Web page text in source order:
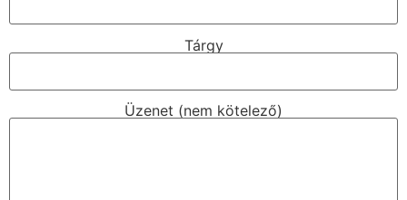
Tárgy
Üzenet (nem kötelező)